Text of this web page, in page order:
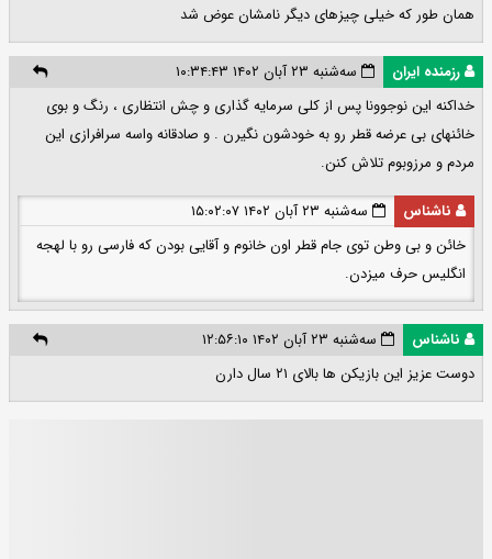
همان طور که خیلی چیزهای دیگر نامشان عوض شد
رزمنده ایران
سه‌شنبه ۲۳ آبان ۱۴۰۲ ۱۰:۳۴:۴۳
خداکنه این نوجوونا پس از کلی سرمایه گذاری و چش انتظاری ، رنگ و بوی
خائنهای بی عرضه قطر رو به خودشون نگیرن . و صادقانه واسه سرافرازی این
مردم و مرزوبوم تلاش کنن.
ناشناس
سه‌شنبه ۲۳ آبان ۱۴۰۲ ۱۵:۰۲:۰۷
خائن و بی وطن توی جام قطر اون خانوم و آقایی بودن که فارسی رو با لهجه
انگلیس حرف میزدن.
ناشناس
سه‌شنبه ۲۳ آبان ۱۴۰۲ ۱۲:۵۶:۱۰
دوست عزیز این بازیکن ها بالای ۲۱ سال دارن